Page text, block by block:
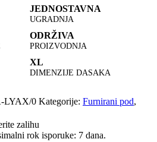
JEDNOSTAVNA
UGRADNJA
ODRŽIVA
PROIZVODNJA
XL
DIMENZIJE DASAKA
LYAX/0 Kategorije: Furnirani pod,
zalihu
rok isporuke: 7 dana.